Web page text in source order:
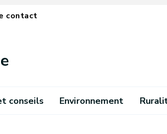
contact
conseils Environnement